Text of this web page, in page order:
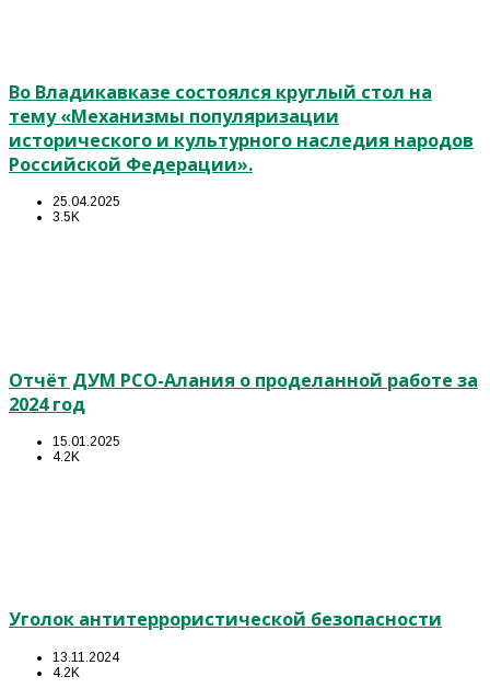
Во Владикавказе состоялся круглый стол на
тему «Механизмы популяризации
исторического и культурного наследия народов
Российской Федерации».
25.04.2025
3.5K
Отчёт ДУМ РСО-Алания о проделанной работе за
2024 год
15.01.2025
4.2K
Уголок антитеррористической безопасности
13.11.2024
4.2K